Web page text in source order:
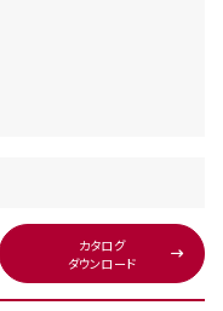
カタログ
ダウンロード